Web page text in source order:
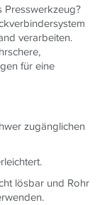
Presswerkzeug?
verarbeiten.
für eine
zugänglichen
lösbar und Rohr